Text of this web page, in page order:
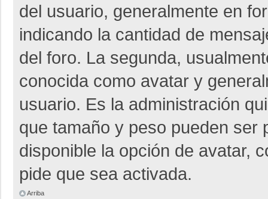
del usuario, generalmente en
indicando la cantidad de
del foro. La segunda,
conocida como avatar y
usuario. Es la administración
que tamaño y peso pueden ser
disponible la opción de avatar,
pide que sea activada.
Arriba